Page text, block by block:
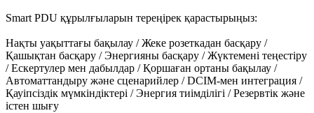
Smart PDU құрылғыларын тереңірек қарастырыңыз:
Нақты уақыттағы бақылау / Жеке розеткадан басқару /
Қашықтан басқару / Энергияны басқару / Жүктемені теңестіру
/ Ескертулер мен дабылдар / Қоршаған ортаны бақылау /
Автоматтандыру және сценарийлер / DCIM-мен интеграция /
Қауіпсіздік мүмкіндіктері / Энергия тиімділігі / Резервтік және
істен шығу